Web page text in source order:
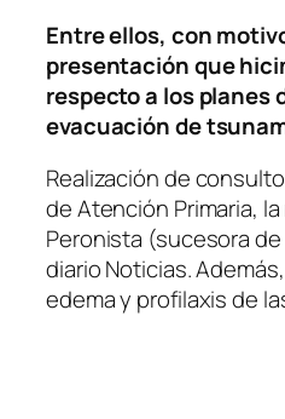
Entre ellos, con
presentación que
respecto a los planes
evacuación de
Realización de
de Atención Primaria,
Peronista (sucesora
diario Noticias.
edema y profilaxis de